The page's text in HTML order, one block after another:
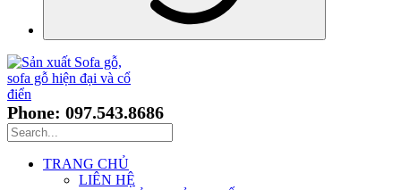
Phone: 097.543.8686
TRANG CHỦ
LIÊN HỆ